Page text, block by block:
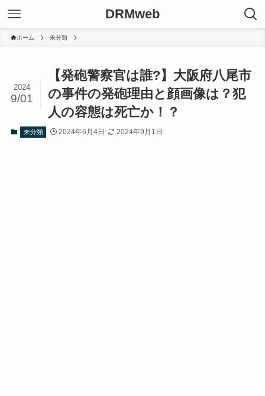
DRMweb
ホーム 未分類
【発砲警察官は誰?】大阪府八尾市
の事件の発砲理由と顔画像は？犯
人の容態は死亡か！？
2024
9/01
未分類 2024年6月4日 2024年9月1日